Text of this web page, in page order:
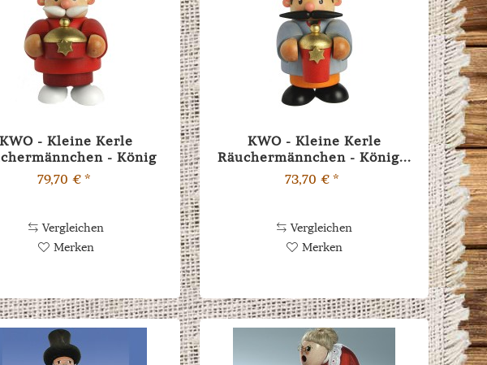
KWO - Kleine Kerle
- König
Caspar
79,70 € *
Vergleichen
Merken
KWO - Kleine Kerle
Räuchermännchen - König...
73,70 € *
Vergleichen
Merken